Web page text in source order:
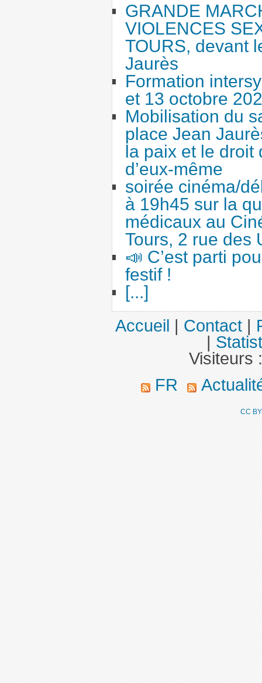
GRANDE
VIOLENCES
TOURS, devant
Jaurès
Formation
et 13 octobre
Mobilisation du
place Jean
la paix et le droit
d’eux-même
soirée cinéma/
à 19h45 sur la
médicaux au
Tours, 2 rue des
📣 C’est parti
festif !
[...]
Accueil|Contact|
|
Visiteurs
FR
CC